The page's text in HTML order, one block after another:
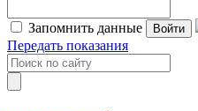
Запомнить данные Войти
Передать показания